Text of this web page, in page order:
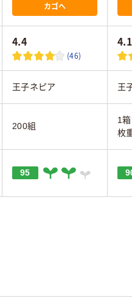
カゴへ
4.4
(46)
4.1
王子ネピア 王
200組
1
枚
95